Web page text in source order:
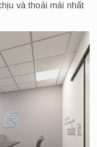
và thoải mái nhất